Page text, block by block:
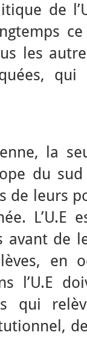
de
les
la
du
de leurs
L’U.E
avant de
en
l’U.E
qui